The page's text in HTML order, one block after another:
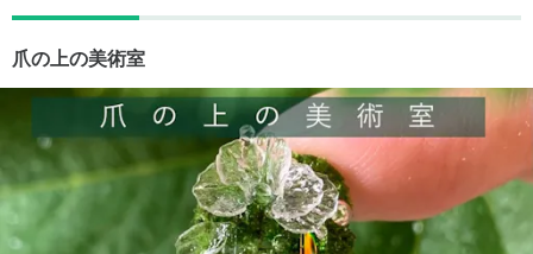
爪の上の美術室